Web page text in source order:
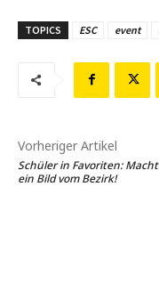
TOPICS ESC event
Vorheriger Artikel
Schüler in Favoriten:
ein Bild vom Bezirk!